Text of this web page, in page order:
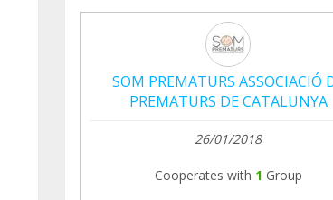
SOM PREMATURS ASSOCIACIÓ
PREMATURS DE CATALUNYA
26/01/2018
Cooperates with 1 Group